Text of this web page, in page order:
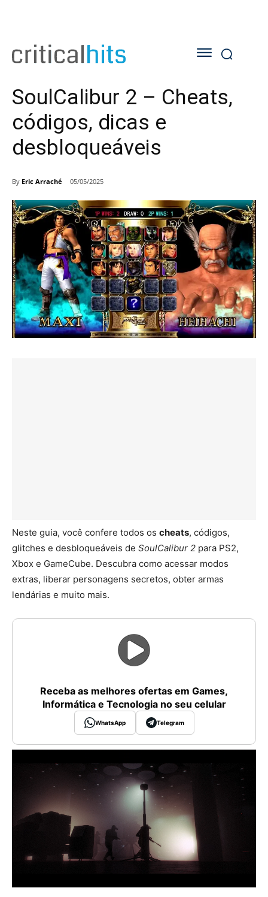
SoulCalibur 2 – Cheats,
códigos, dicas e
desbloqueáveis
By Eric Arraché 05/05/2025
Neste guia, você confere todos os cheats, códigos,
glitches e desbloqueáveis de SoulCalibur 2 para PS2,
Xbox e GameCube. Descubra como acessar modos
extras, liberar personagens secretos, obter armas
lendárias e muito mais.
Receba as melhores ofertas em Games,
Informática e Tecnologia no seu celular
WhatsApp Telegram